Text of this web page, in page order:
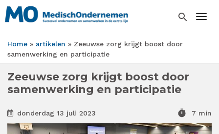
Overslaan
en
inhoud
gaan
search
Kruimelpad
Home artikelen
Zeeuwse zorg krijgt boost door
samenwerking en participatie
Zeeuwse zorg krijgt boost door
samenwerking en participatie
donderdag 13 juli 2023 timer 7 min